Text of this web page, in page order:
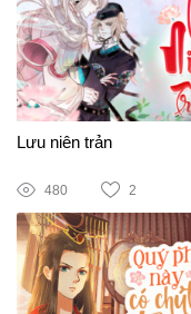
Lưu niên trản
480 2